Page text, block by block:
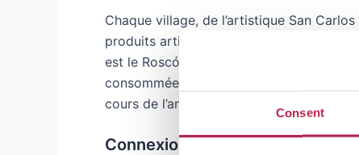
Consent
Chaque village, de l’artistique San
produits artisanaux et des délices
est le Roscón de Reyes, un gâteau rond
consommée depuis des générations en
cours de l’année précédente.
Connexion communautaire